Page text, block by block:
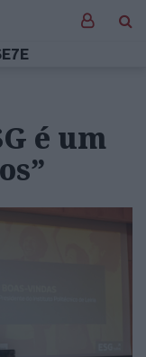
é um